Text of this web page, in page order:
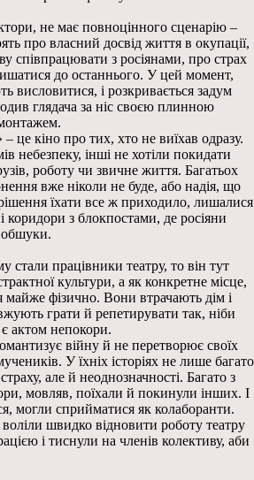
не має повноцінного сценарію –
про власний досвід життя в окупації,
співпрацювати з росіянами, про страх
до останнього. У цей момент,
висловитися, і розкривається задум
глядача за ніс своєю плинною
це кіно про тих, хто не виїхав одразу.
небезпеку, інші не хотіли покидати
роботу чи звичне життя. Багатьох
вже ніколи не буде, або надія, що
їхати все ж приходило, лишалися
коридори з блокпостами, де росіяни
обшуки.
стали працівники театру, то він тут
культури, а як конкретне місце,
фізично. Вони втрачають дім і
грати й репетирувати так, ніби
актом непокори.
війну й не перетворює своїх
У їхніх історіях не лише багато
але й неоднозначності. Багато з
мовляв, поїхали й покинули інших. І
могли сприйматися як колаборанти.
швидко відновити роботу театру
і тиснули на членів колективу, аби